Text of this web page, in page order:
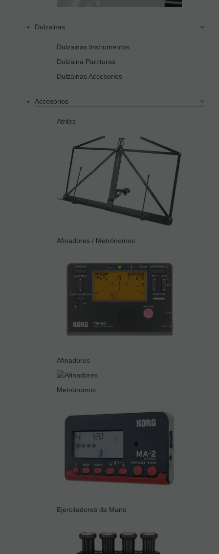
Dulzainas
Dulzainas Instrumentos
Dulzaina Partituras
Dulzainas Accesorios
Accesorios
Atriles
Afinadores / Metrónomos
Afinadores
Metrónomos
Ejercitadores de Mano